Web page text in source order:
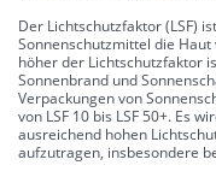
Der Lichtschutzfaktor (LSF)
Sonnenschutzmittel die Haut
höher der Lichtschutzfaktor
Sonnenbrand und
Verpackungen von
von LSF 10 bis LSF 50+. Es
ausreichend hohen
aufzutragen, insbesondere